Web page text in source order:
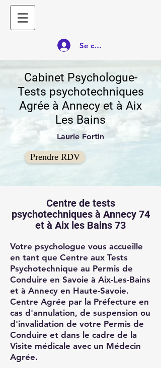
Se connecter
Cabinet Psychologue-
Tests psychotechniques
Agrée à Annecy et à Aix
Les Bains
Laurie Fortin
Prendre RDV
Centre de tests
psychotechniques à Annecy 74
et à Aix les Bains 73
Votre psychologue vous accueille
en tant que Centre aux Tests
Psychotechnique au Permis de
Conduire en Savoie à Aix-Les-Bains
et à Annecy en Haute-Savoie.
Centre Agrée par la Préfecture en
cas d'annulation, de suspension ou
d'invalidation de votre Permis de
Conduire et dans le cadre de la
Visite médicale avec un Médecin
Agrée.